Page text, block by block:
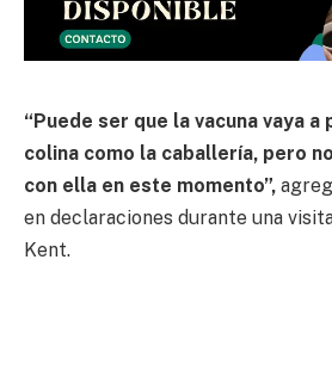
“Puede ser que la vacuna vaya a
colina como la caballería, pero
con ella en este momento”,
en declaraciones durante una
Kent.